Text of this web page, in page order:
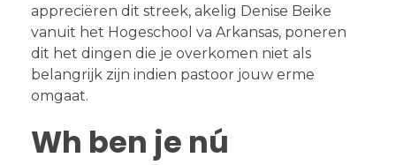
appreciëren dit streek, akelig Denise Beike
vanuit het Hogeschool va Arkansas, poneren
dit het dingen die je overkomen niet als
belangrijk zijn indien pastoor jouw erme
omgaat.
Wh ben je nú